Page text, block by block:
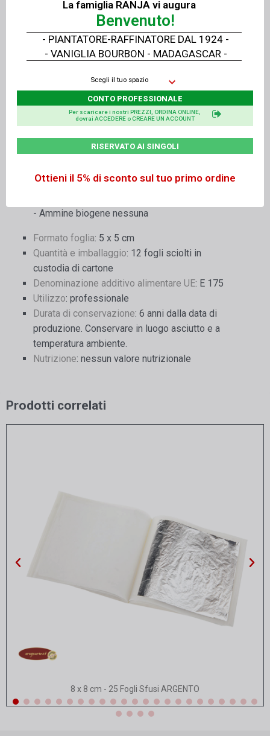
È disponibile un certificato kosher.
Le schede tecniche e di sicurezza sono
allegate e scaricabili
Composizione e designazione chimica: min.90%
oro AU, resto argento AG (max. 7%) e rame CU
(max. 4%)< br />Oro colorato
Residui, additivi e altri.
Metalli pesanti vedere analisi di SGS Fresenius
- Pesticidi nessuno
- Ammine biogene nessuna
Formato foglia: 5 x 5 cm
Quantità e imballaggio: 12 fogli sciolti in
custodia di cartone
Denominazione additivo alimentare UE: E 175
Utilizzo: professionale
Durata di conservazione: 6 anni dalla data di
produzione. Conservare in luogo asciutto e a
temperatura ambiente.
Nutrizione: nessun valore nutrizionale
Prodotti correlati
Vista rapida
8 x 8 cm - 25 Fogli Sfusi ARGENTO
La famiglia RANJA vi augura
Benvenuto!
- VANIGLIA BOURBON - MADAGASCAR -
- PIANTATORE-RAFFINATORE DAL 1924 -
Scegli il tuo spazio
CONTO PROFESSIONALE
RISERVATO AI SINGOLI
Per scaricare i nostri PREZZI, ORDINA ONLINE,
dovrai ACCEDERE o CREARE UN ACCOUNT
Ottieni il 5% di sconto sul tuo primo ordine